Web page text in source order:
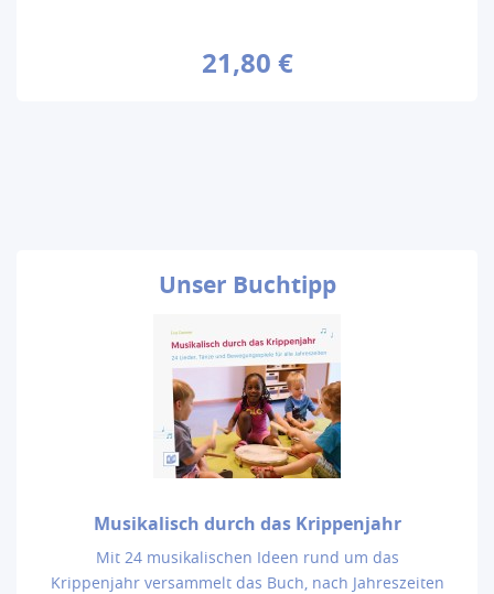
21,80 €
Unser Buchtipp
Musikalisch durch das Krippenjahr
Mit 24 musikalischen Ideen rund um das
Krippenjahr versammelt das Buch, nach Jahreszeiten